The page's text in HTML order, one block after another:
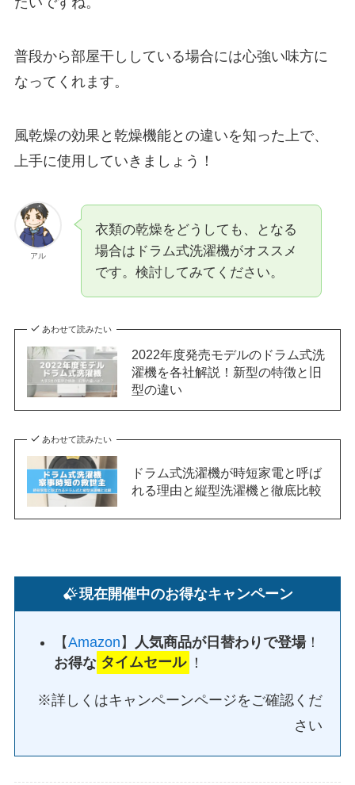
普段から部屋干ししている場合には心強い味方に
なってくれます。
風乾燥の効果と乾燥機能との違いを知った上で、
上手に使用していきましょう！
アル
衣類の乾燥をどうしても、となる
場合はドラム式洗濯機がオススメ
です。検討してみてください。
あわせて読みたい
2022年度発売モデルのドラム式洗
濯機を各社解説！新型の特徴と旧
型の違い
あわせて読みたい
ドラム式洗濯機が時短家電と呼ば
れる理由と縦型洗濯機と徹底比較
現在開催中のお得なキャンペーン
【Amazon 】 人気商品が日替わりで登場！
お得な タイムセール ！
※詳しくはキャンペーンページをご確認くだ
さい